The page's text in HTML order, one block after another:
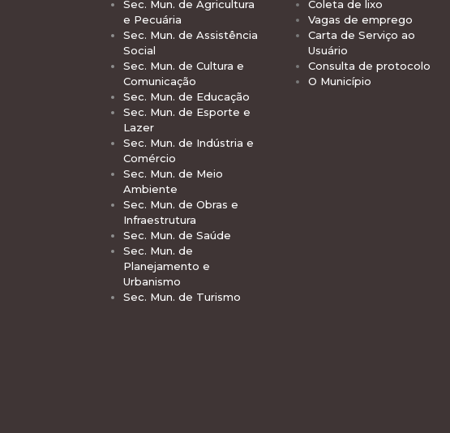
Sec. Mun. de Agricultura
e Pecuária
Sec. Mun. de Assistência
Social
Sec. Mun. de Cultura e
Comunicação
Sec. Mun. de Educação
Sec. Mun. de Esporte e
Lazer
Sec. Mun. de Indústria e
Comércio
Sec. Mun. de Meio
Ambiente
Sec. Mun. de Obras e
Infraestrutura
Sec. Mun. de Saúde
Sec. Mun. de
Planejamento e
Urbanismo
Sec. Mun. de Turismo
Coleta de lixo
Vagas de emprego
Carta de Serviço ao
Usuário
Consulta de protocolo
O Município